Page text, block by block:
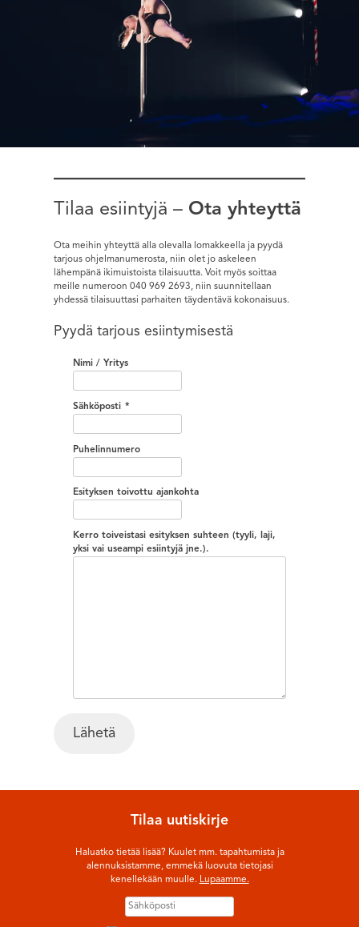
Tilaa esiintyjä – Ota yhteyttä
Ota meihin yhteyttä alla olevalla lomakkeella ja pyydä
tarjous ohjelmanumerosta, niin olet jo askeleen
lähempänä ikimuistoista tilaisuutta. Voit myös soittaa
meille numeroon 040 969 2693, niin suunnitellaan
yhdessä tilaisuuttasi parhaiten täydentävä kokonaisuus.
Pyydä tarjous esiintymisestä
Nimi / Yritys
Sähköposti *
Puhelinnumero
Esityksen toivottu ajankohta
Kerro toiveistasi esityksen suhteen (tyyli, laji,
yksi vai useampi esiintyjä jne.).
Tilaa uutiskirje
Haluatko tietää lisää? Kuulet mm. tapahtumista ja
alennuksistamme, emmekä luovuta tietojasi
kenellekään muulle. Lupaamme.